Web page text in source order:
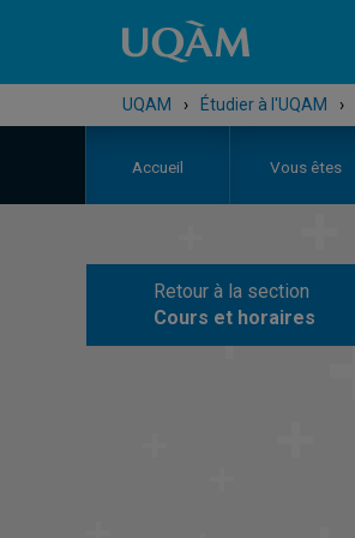
UQAM › Étudier à l'UQAM ›
Accueil Vous êtes
Retour à la section
Cours et horaires